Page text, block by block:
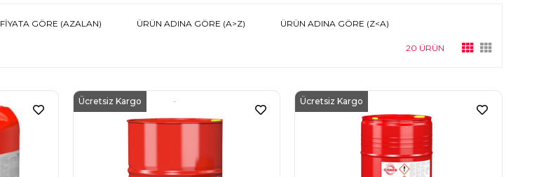
FIYATA GÖRE (AZALAN) ÜRÜN ADINA GÖRE (A>Z) ÜRÜN ADINA GÖRE (Z<A)
20 ÜRÜN
Ücretsiz Kargo Ücretsiz Kargo